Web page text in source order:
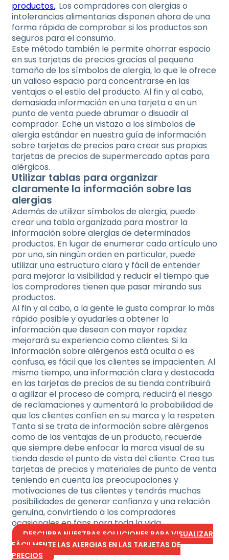
productos.. Los compradores con alergias o
intolerancias alimentarias disponen ahora de una
forma rápida de comprobar si los productos son
seguros para el consumo.
Este método también le permite ahorrar espacio
en sus tarjetas de precios gracias al pequeño
tamaño de los símbolos de alergia, lo que le ofrece
un valioso espacio para concentrarse en las
ventajas o el estilo del producto. Al fin y al cabo,
demasiada información en una tarjeta o en un
punto de venta puede abrumar o disuadir al
comprador. Eche un vistazo a los símbolos de
alergia estándar en nuestra guía de información
sobre tarjetas de precios para crear sus propias
tarjetas de precios de supermercado aptas para
alérgicos.
Utilizar tablas para organizar
claramente la información sobre las
alergias
Además de utilizar símbolos de alergia, puede
crear una tabla organizada para mostrar la
información sobre alergias de determinados
productos. En lugar de enumerar cada artículo uno
por uno, sin ningún orden en particular, puede
utilizar una estructura clara y fácil de entender
para mejorar la visibilidad y reducir el tiempo que
los compradores tienen que pasar mirando sus
productos.
Al fin y al cabo, a la gente le gusta comprar lo más
rápido posible y ayudarles a obtener la
información que desean con mayor rapidez
mejorará su experiencia como clientes. Si la
información sobre alérgenos está oculta o es
confusa, es fácil que los clientes se impacienten. Al
mismo tiempo, una información clara y destacada
en las tarjetas de precios de su tienda contribuirá
a agilizar el proceso de compra, reducirá el riesgo
de reclamaciones y aumentará la probabilidad de
que los clientes confíen en su marca y la respeten.
Tanto si se trata de información sobre alérgenos
como de las ventajas de un producto, recuerde
que siempre debe enfocar la marca visual de su
tienda desde el punto de vista del cliente. Crea tus
tarjetas de precios y materiales de punto de venta
teniendo en cuenta las preocupaciones y
motivaciones de tus clientes y tendrás muchas
posibilidades de generar confianza y una relación
genuina, convirtiendo a los compradores
ocasionales en fans para toda la vida.
DESCUBRA NUESTRAS SOLUCIONES PARA VISUALIZAR
FÁCILMENTE LAS ALERGIAS EN LAS TARJETAS DE
PRECIOS